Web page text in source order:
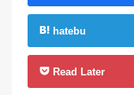
hatebu
Read Later